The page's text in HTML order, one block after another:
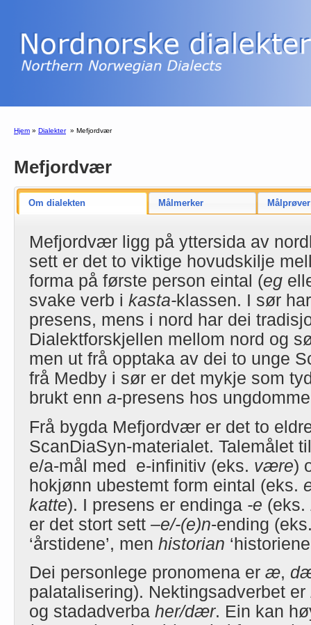
Hjem » Dialekter » Mefjordvær
Mefjordvær
Om dialekten Målmerker Målprøver
Mefjordvær ligg på yttersida av
sett er det to viktige hovudskilje
forma på første person eintal (eg
svake verb ikasta-klassen. I sør
presens, mens i nord har dei
Dialektforskjellen mellom nord og
men ut frå opptaka av dei to unge
frå Medby i sør er det mykje som
brukt enna-presens hos
Frå bygda Mefjordvær er det to
ScanDiaSyn-materialet. Talemålet
e/a-mål med e-infinitiv (eks. være)
hokjønn ubestemt form eintal (eks.
katte). I presens er endinga -e (eks.
er det stort sett–e/-(e)n-ending
‘årstidene’, menhistorian
Dei personlege pronomena eræ,
palatalisering). Nektingsadverbet er
og stadadverbaher/dær. Ein kan